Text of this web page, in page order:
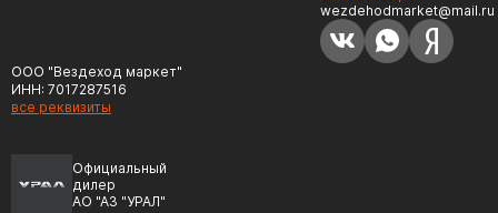
ООО "Вездеход маркет"
ИНН: 7017287516
все реквизиты
Официальный
дилер
АО "АЗ "УРАЛ"
wezdehodmarket@mail.ru